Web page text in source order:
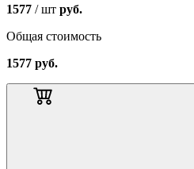
1577 / шт руб.
Общая стоимость
1577 руб.